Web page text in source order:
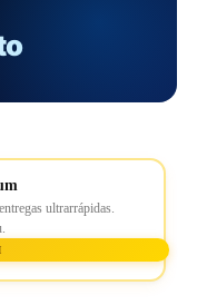
ultrarrápidas.